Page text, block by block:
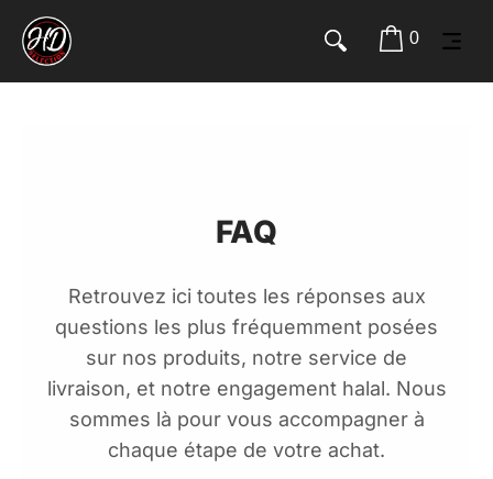
0
FAQ
Retrouvez ici toutes les réponses aux
questions les plus fréquemment posées
sur nos produits, notre service de
livraison, et notre engagement halal. Nous
sommes là pour vous accompagner à
chaque étape de votre achat.